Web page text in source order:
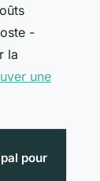
-
la
une
pour